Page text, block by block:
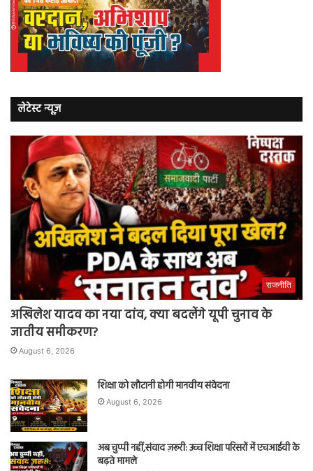
लेटेस्ट न्यूज़
राजनीति
अखिलेश यादव का नया दांव, क्या बदलेंगे यूपी चुनाव के
जातीय समीकरण?
August 6, 2026
शिक्षा को लौटानी होगी मानवीय संवेदना
August 6, 2026
अब चुप्पी नहीं,संवाद ज़रूरी: उच्च शिक्षा परिसरों में एचआईवी के
बढ़ते मामले